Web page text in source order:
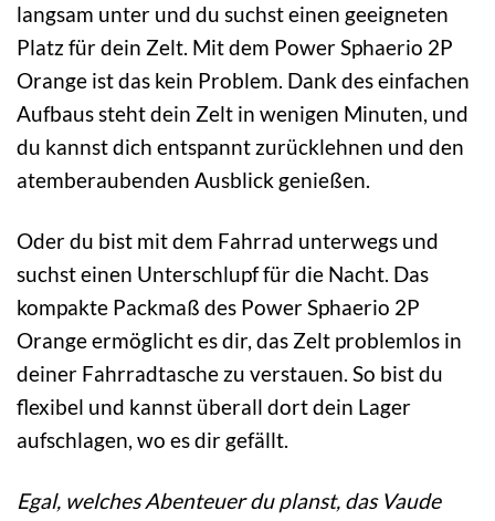
langsam unter und du suchst einen geeigneten
Platz für dein Zelt. Mit dem Power Sphaerio 2P
Orange ist das kein Problem. Dank des einfachen
Aufbaus steht dein Zelt in wenigen Minuten, und
du kannst dich entspannt zurücklehnen und den
atemberaubenden Ausblick genießen.
Oder du bist mit dem Fahrrad unterwegs und
suchst einen Unterschlupf für die Nacht. Das
kompakte Packmaß des Power Sphaerio 2P
Orange ermöglicht es dir, das Zelt problemlos in
deiner Fahrradtasche zu verstauen. So bist du
flexibel und kannst überall dort dein Lager
aufschlagen, wo es dir gefällt.
Egal, welches Abenteuer du planst, das Vaude